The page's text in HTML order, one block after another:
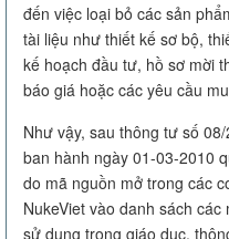
đến việc loại bỏ các sản
tài liệu như thiết kế sơ bộ,
kế hoạch đầu tư, hồ sơ mời
báo giá hoặc các yêu cầu
Như vậy, sau thông tư số
ban hành ngày 01-03-2010
do mã nguồn mở trong các
NukeViet vào danh sách
sử dụng trong giáo dục,